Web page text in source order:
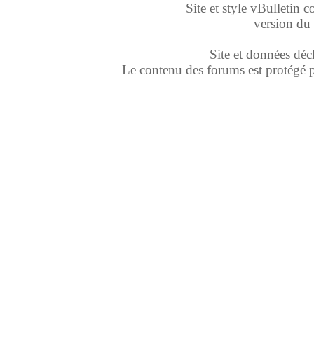
Site et style vBulletin
version
Site et données
Le contenu des forums est protégé